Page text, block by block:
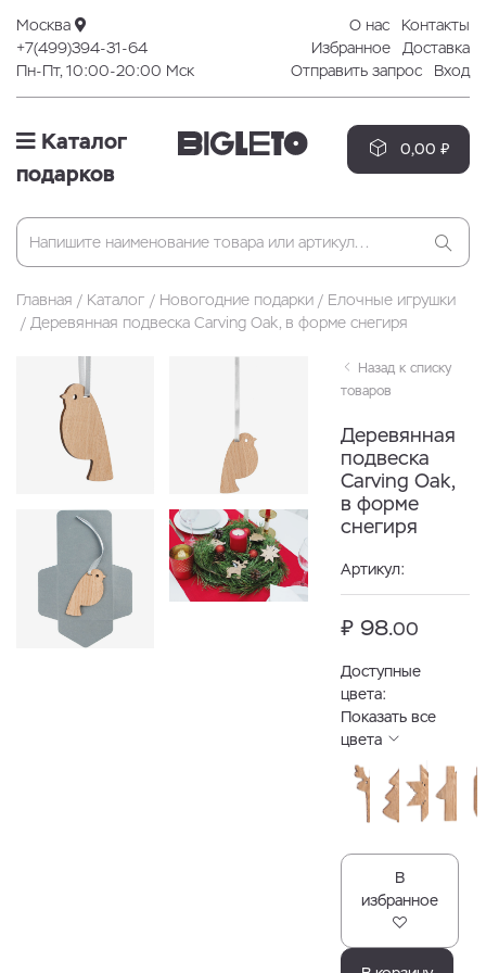
Москва
+7(499)394-31-64
Пн-Пт, 10:00-20:00 Мск
О нас
Контакты
Избранное
Доставка
Отправить запрос
Вход
Каталог
подарков
0,00 ₽
Главная Каталог Новогодние подарки
Елочные игрушки
Деревянная подвеска Carving Oak, в форме снегиря
Назад к списку
товаров
Деревянная
подвеска
Carving Oak,
в форме
снегиря
Артикул:
₽ 98.00
Доступные
цвета:
Показать все
цвета
В
избранное